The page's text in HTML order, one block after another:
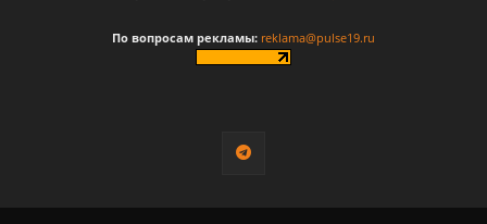
По вопросам рекламы: reklama@pulse19.ru